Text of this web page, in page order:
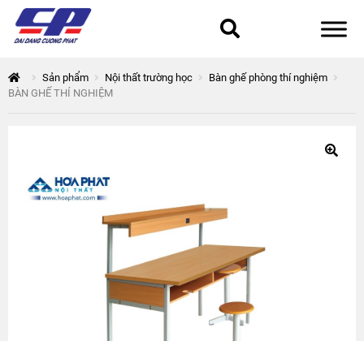
Chính sách bảo mật
Hòa Phát
Sản phẩm Nội thất trường học
Bàn ghế phòng thí nghiệm
BÀN GHẾ THÍ NGHIỆM